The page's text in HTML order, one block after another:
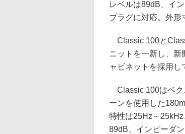
レベルは89dB、イ
プラグに対応。外形
Classic 100と
ニットを一新し、新
ャビネットを採用し
Classic 100はベク
ーンを使用した
特性は25Hz～
89dB、インピーダ